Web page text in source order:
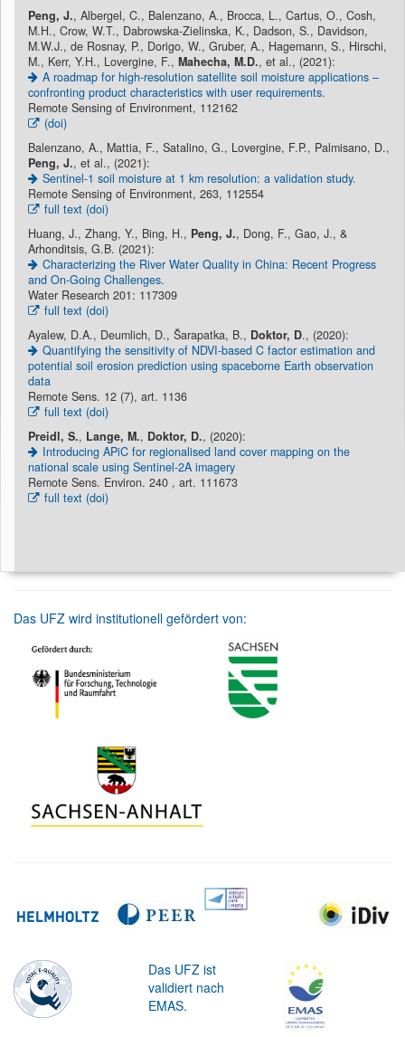
Peng, J., Albergel, C., Balenzano, A., Brocca, L., Cartus, O., Cosh,
M.H., Crow, W.T., Dabrowska-Zielinska, K., Dadson, S., Davidson,
M.W.J., de Rosnay, P., Dorigo, W., Gruber, A., Hagemann, S., Hirschi,
M., Kerr, Y.H., Lovergine, F., Mahecha, M.D., et al., (2021):
A roadmap for high-resolution satellite soil moisture applications –
confronting product characteristics with user requirements.
Remote Sensing of Environment, 112162
(doi)
Balenzano, A., Mattia, F., Satalino, G., Lovergine, F.P., Palmisano, D.,
Peng, J., et al., (2021):
Sentinel-1 soil moisture at 1 km resolution: a validation study.
Remote Sensing of Environment, 263, 112554
full text (doi)
Huang, J., Zhang, Y., Bing, H., Peng, J., Dong, F., Gao, J., &
Arhonditsis, G.B. (2021):
Characterizing the River Water Quality in China: Recent Progress
and On-Going Challenges.
Water Research 201: 117309
full text (doi)
Ayalew, D.A., Deumlich, D., Šarapatka, B., Doktor, D., (2020):
Quantifying the sensitivity of NDVI-based C factor estimation and
potential soil erosion prediction using spaceborne Earth observation
data
Remote Sens. 12 (7), art. 1136
full text (doi)
Preidl, S., Lange, M., Doktor, D., (2020):
Introducing APiC for regionalised land cover mapping on the
national scale using Sentinel-2A imagery
Remote Sens. Environ. 240 , art. 111673
full text (doi)
Das UFZ wird institutionell gefördert von:
Das UFZ ist
validiert nach
EMAS.